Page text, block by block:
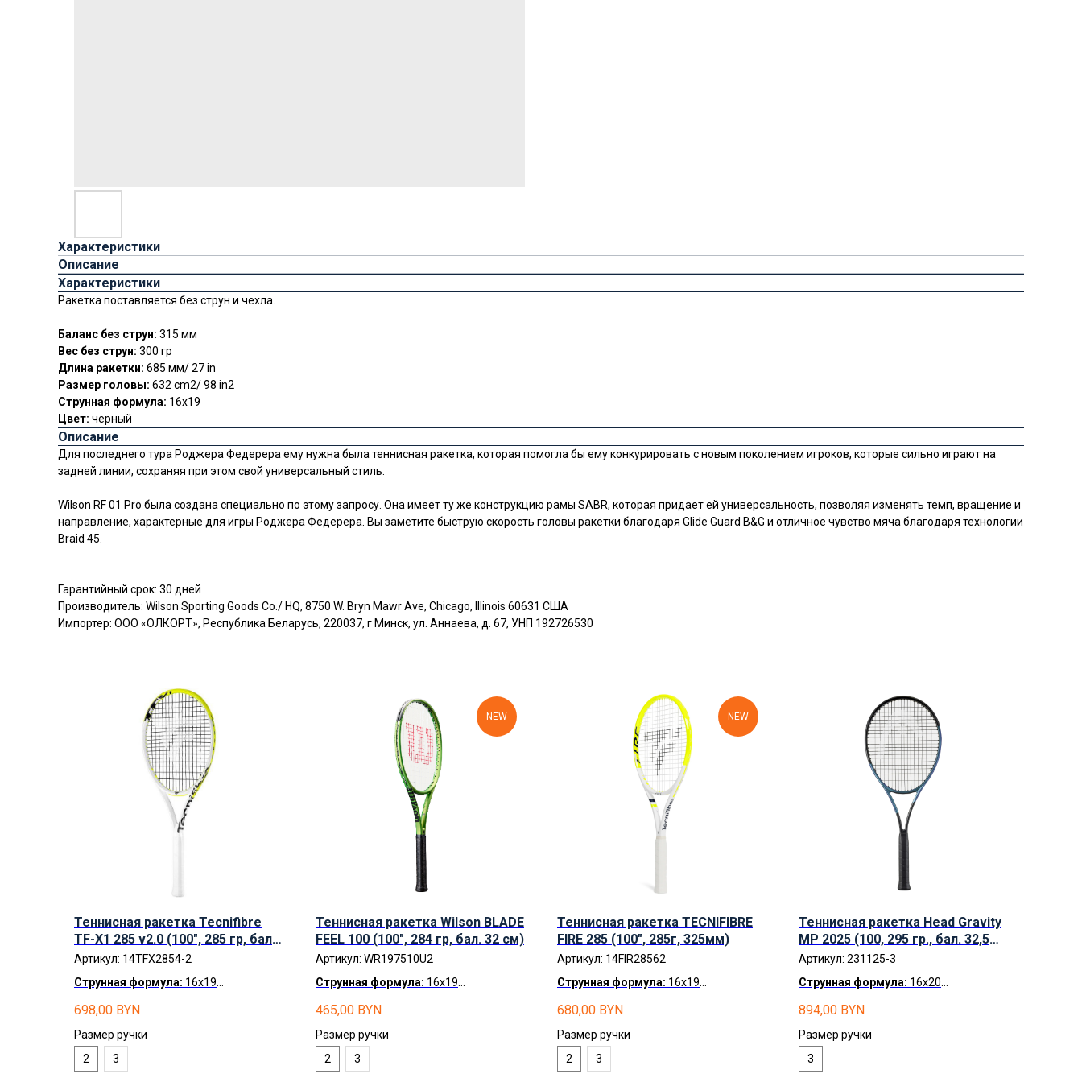
Характеристики
Описание
Характеристики
Ракетка поставляется без струн и чехла.
Баланс без струн: 315 мм
Вес без струн: 300 гр
Длина ракетки: 685 мм/ 27 in
Размер головы: 632 cm2/ 98 in2
Струнная формула: 16x19
Цвет: черный
Описание
Для последнего тура Роджера Федерера ему нужна была теннисная ракетка, которая помогла бы ему конкурировать с новым поколением игроков, которые сильно играют на
задней линии, сохраняя при этом свой универсальный стиль.
Wilson RF 01 Pro была создана специально по этому запросу. Она имеет ту же конструкцию рамы SABR, которая придает ей универсальность, позволяя изменять темп, вращение и
направление, характерные для игры Роджера Федерера. Вы заметите быструю скорость головы ракетки благодаря Glide Guard B&G и отличное чувство мяча благодаря технологии
Braid 45.
Гарантийный срок: 30 дней
Производитель: Wilson Sporting Goods Co./ HQ, 8750 W. Bryn Mawr Ave, Chicago, Illinois 60631 США
Импортер: ООО «ОЛКОРТ», Республика Беларусь, 220037, г Минск, ул. Аннаева, д. 67, УНП 192726530
Теннисная ракетка Tecnifibre
TF-X1 285 v2.0 (100", 285 гр, бал.
33 см)
Артикул: 14TFX2854-2
Струнная формула: 16x19
Рассрочкапо карте Халва на 2
месяца.
698,00 BYN
Размер ручки
2
3
NEW
Теннисная ракетка Wilson BLADE
FEEL 100 (100", 284 гр, бал. 32 см)
Артикул: WR197510U2
Струнная формула: 16x19
Рассрочкапо карте Халва .
465,00 BYN
Размер ручки
2
3
NEW
Теннисная ракетка TECNIFIBRE
FIRE 285 (100", 285г, 325мм)
Артикул: 14FIR28562
Струнная формула: 16x19
Рассрочкапо карте Халва
680,00 BYN
Размер ручки
2
3
Теннисная ракетка Head Gravity
MP 2025 (100, 295 гр., бал. 32,5
cм)
Артикул: 231125-3
Струнная формула: 16x20
Рассрочкапо карте Халва
894,00 BYN
Размер ручки
3